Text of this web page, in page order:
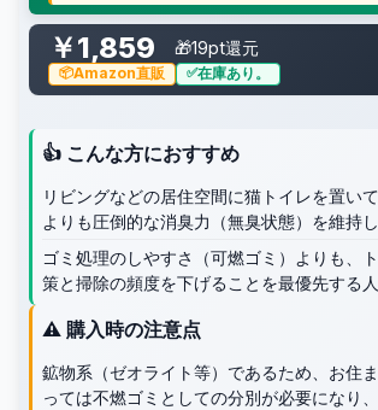
￥1,859 🎁19pt還元
Amazon直販 在庫あり。
👍 こんな方におすすめ
リビングなどの居住空間に猫トイレを置い
よりも圧倒的な消臭力（無臭状態）を維持
ゴミ処理のしやすさ（可燃ゴミ）よりも、
策と掃除の頻度を下げることを最優先する人
⚠️ 購入時の注意点
鉱物系（ゼオライト等）であるため、お住
っては不燃ゴミとしての分別が必要になり